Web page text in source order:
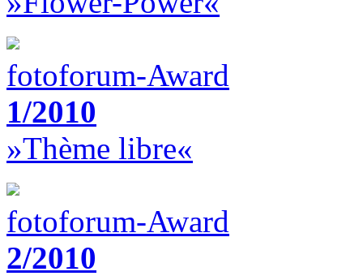
fotoforum-Award
1/2010
»Thème libre«
fotoforum-Award
2/2010